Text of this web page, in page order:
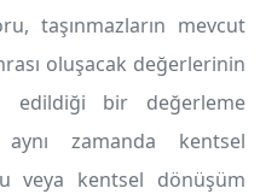
taşınmazların mevcut
oluşacak değerlerinin
edildiği bir değerleme
aynı zamanda kentsel
veya kentsel dönüşüm